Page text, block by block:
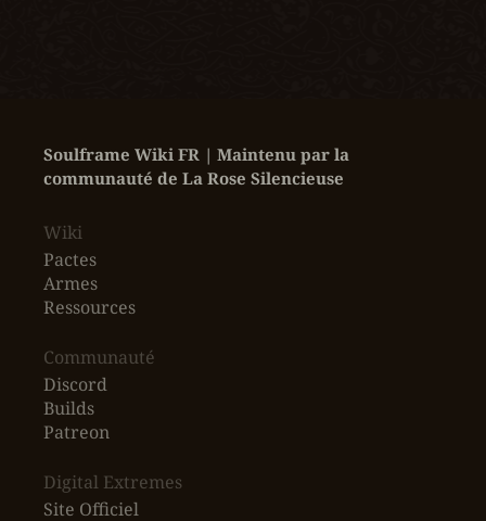
Soulframe Wiki FR | Maintenu par la
communauté de La Rose Silencieuse
Wiki
Pactes
Armes
Ressources
‎Communauté
Discord
Builds
Patreon
Digital Extremes
Site Officiel